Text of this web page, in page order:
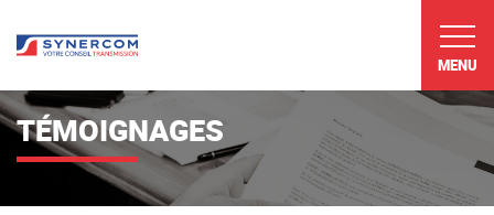
MENU
TÉMOIGNAGES